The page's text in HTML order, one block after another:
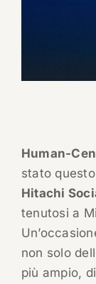
Human-
stato
Hitachi
tenutosi a
non solo
più ampio,